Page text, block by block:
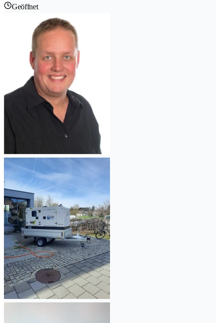
Geöffnet